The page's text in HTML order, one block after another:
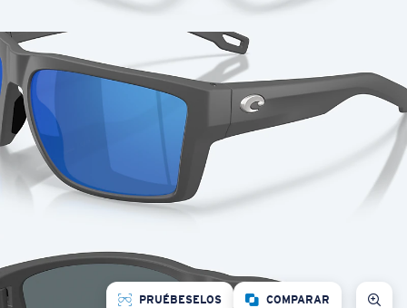
PRUÉBESELOS COMPARAR